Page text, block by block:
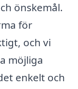
önskemål.
för
och vi
möjliga
enkelt och